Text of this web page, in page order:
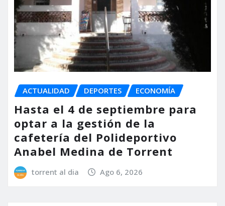
ACTUALIDAD DEPORTES ECONOMÍA
Hasta el 4 de septiembre para
optar a la gestión de la
cafetería del Polideportivo
Anabel Medina de Torrent
torrent al dia Ago 6, 2026